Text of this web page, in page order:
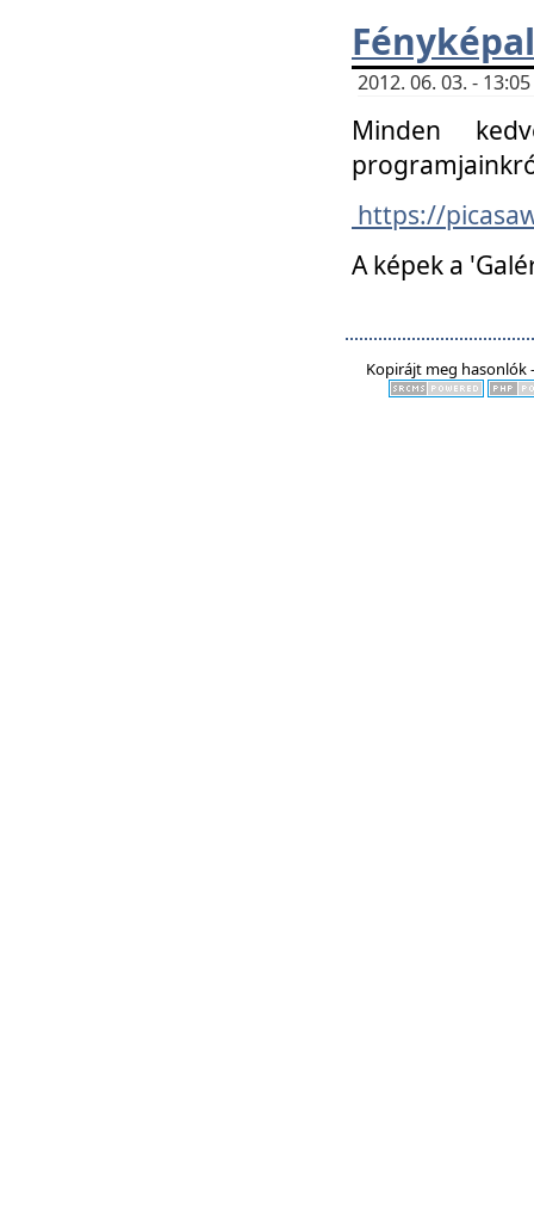
2012. 06. 03. -
Minden
https://
A képek a
Kopirájt meg hasonlók